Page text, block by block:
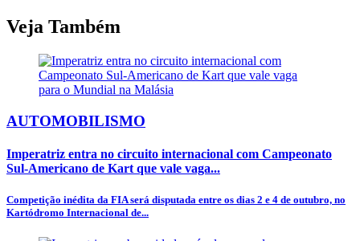
Veja Também
AUTOMOBILISMO
Imperatriz entra no circuito internacional com Campeonato
Sul-Americano de Kart que vale vaga...
Competição inédita da FIA será disputada entre os dias 2 e 4 de outubro, no
Kartódromo Internacional de...